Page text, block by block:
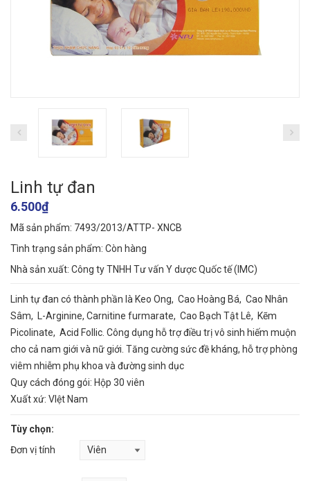
Linh tự đan
6.500₫
Mã sản phẩm: 7493/2013/ATTP- XNCB
Tình trạng sản phẩm: Còn hàng
Nhà sản xuất: Công ty TNHH Tư vấn Y dược Quốc tế (IMC)
Linh tự đan có thành phần là Keo Ong, Cao Hoàng Bá, Cao Nhân
Sâm, L-Arginine, Carnitine furmarate, Cao Bạch Tật Lê, Kẽm
Picolinate, Acid Follic. Công dụng hỗ trợ điều trị vô sinh hiếm muộn
cho cả nam giới và nữ giới. Tăng cường sức đề kháng, hỗ trợ phòng
viêm nhiễm phụ khoa và đường sinh dục
Quy cách đóng gói: Hộp 30 viên
Xuất xứ: VIệt Nam
Tùy chọn:
Đơn vị tính